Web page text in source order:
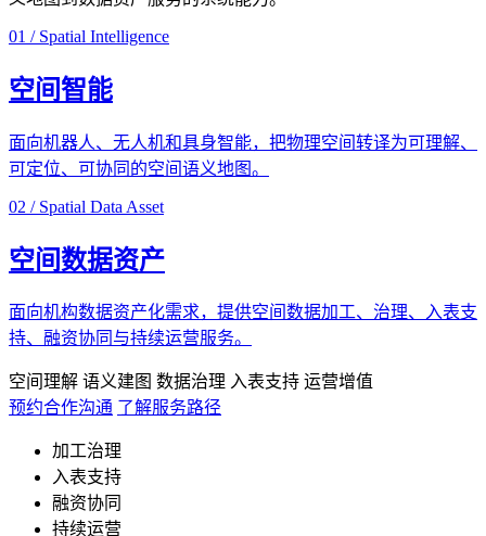
01 / Spatial Intelligence
空间智能
面向机器人、无人机和具身智能，把物理空间转译为可理解、
可定位、可协同的空间语义地图。
02 / Spatial Data Asset
空间数据资产
面向机构数据资产化需求，提供空间数据加工、治理、入表支
持、融资协同与持续运营服务。
空间理解 语义建图 数据治理 入表支持 运营增值
预约合作沟通 了解服务路径
加工治理
入表支持
融资协同
持续运营